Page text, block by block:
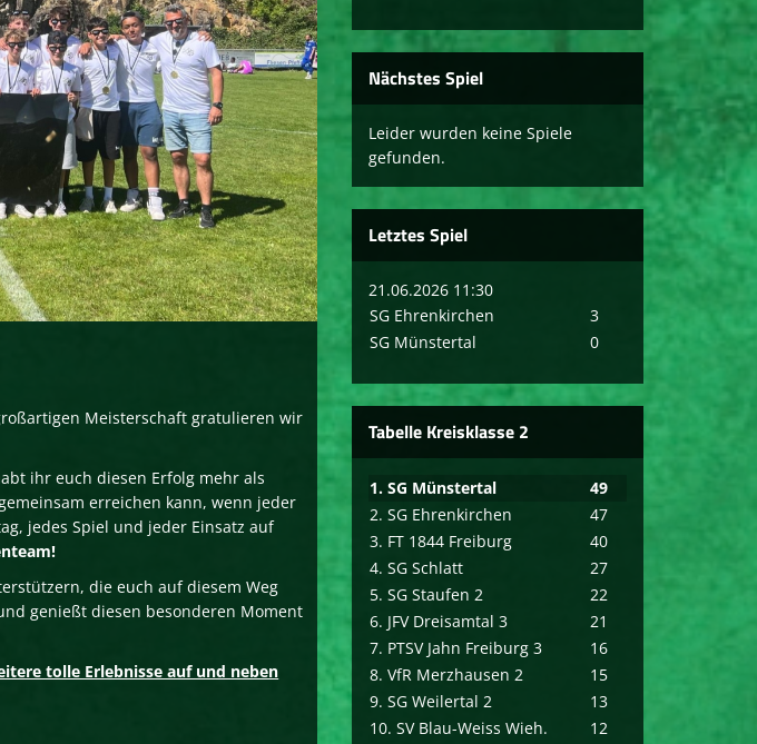
Meisterschaft gratulieren wir
ihr euch diesen Erfolg mehr als
erreichen kann, wenn jeder
jedes Spiel und jeder Einsatz auf
die euch auf diesem Weg
genießt diesen besonderen Moment
tolle Erlebnisse auf und neben
Nächstes Spiel
Leider wurden keine Spiele
gefunden.
Letztes Spiel
21.06.2026 11:30
SG Ehrenkirchen
3
SG Münstertal
0
Tabelle Kreisklasse 2
1. SG Münstertal
49
2. SG Ehrenkirchen
47
3. FT 1844 Freiburg
40
4. SG Schlatt
27
5. SG Staufen 2
22
6. JFV Dreisamtal 3
21
7. PTSV Jahn Freiburg 3
16
8. VfR Merzhausen 2
15
9. SG Weilertal 2
13
10. SV Blau-Weiss Wieh.
12